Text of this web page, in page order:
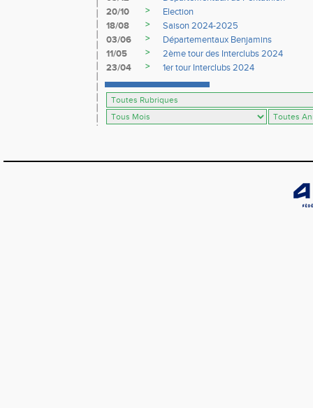
20/10
>
Election
18/08
>
Saison 2024-2025
03/06
>
Départementaux Benjamins
11/05
>
2ème tour des Interclubs 2024
23/04
> 1er tour Interclubs 2024